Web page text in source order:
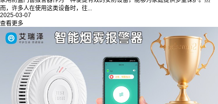
而，许多人在使用这类设备时，往...
2025-03-07
查看更多